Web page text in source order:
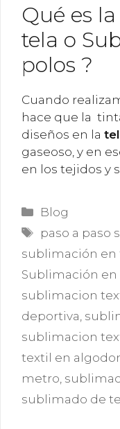
Qué es
tela o
polos ?
Cuando
hace que la
diseños en la
gaseoso, y en
en los tejidos y
Categorías
Blog
Etiquetas
paso a paso
sublimación en
Sublimación en
sublimacion
deportiva
sublimacion
textil en
metro
sublimado de